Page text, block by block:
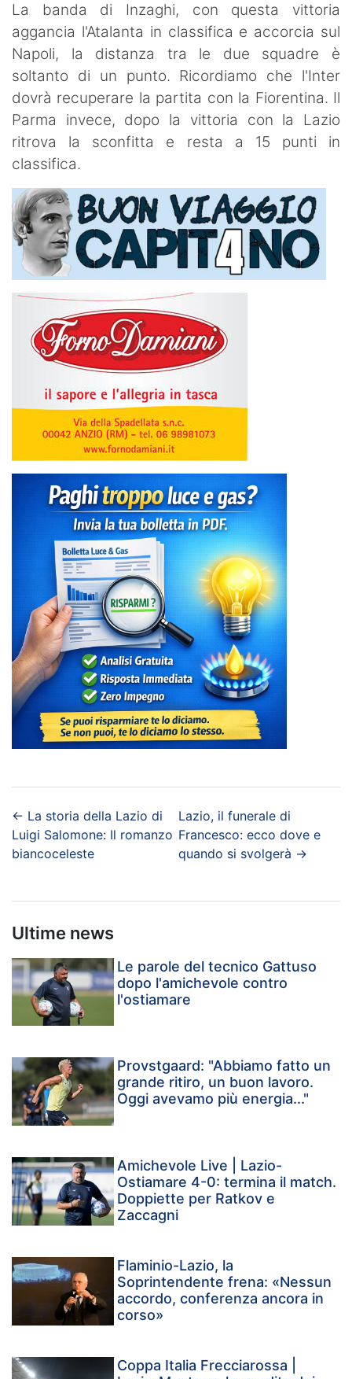
La banda di Inzaghi, con questa vittoria
aggancia l'Atalanta in classifica e accorcia sul
Napoli, la distanza tra le due squadre è
soltanto di un punto. Ricordiamo che l'Inter
dovrà recuperare la partita con la Fiorentina. Il
Parma invece, dopo la vittoria con la Lazio
ritrova la sconfitta e resta a 15 punti in
classifica.
← La storia della Lazio di
Luigi Salomone: Il romanzo
biancoceleste
Lazio, il funerale di
Francesco: ecco dove e
quando si svolgerà →
Ultime news
Le parole del tecnico Gattuso
dopo l'amichevole contro
l'ostiamare
Provstgaard: "Abbiamo fatto un
grande ritiro, un buon lavoro.
Oggi avevamo più energia..."
Amichevole Live | Lazio-
Ostiamare 4-0: termina il match.
Doppiette per Ratkov e
Zaccagni
Flaminio-Lazio, la
Soprintendente frena: «Nessun
accordo, conferenza ancora in
corso»
Coppa Italia Frecciarossa |